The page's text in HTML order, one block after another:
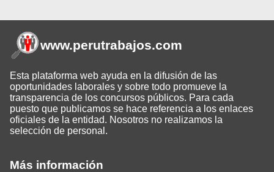
Más información
www.perutrabajos.com
Esta plataforma web ayuda en la difusión de las
oportunidades laborales y sobre todo promueve la
transparencia de los concursos públicos. Para cada
puesto que publicamos se hace referencia a los enlaces
oficiales de la entidad. Nosotros no realizamos la
selección de personal.